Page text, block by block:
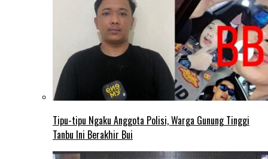
Tipu-tipu Ngaku Anggota Polisi, Warga Gunung Tinggi
Tanbu Ini Berakhir Bui